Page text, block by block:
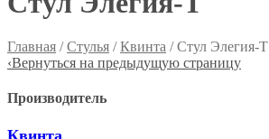
Главная /Стулья /Квинта / Стул Элегия-Т
‹Вернуться на предыдущую страницу
Производитель
Квинта